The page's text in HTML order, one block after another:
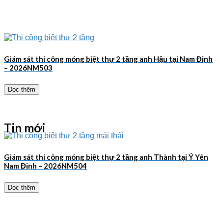
Giám sát thi công móng biệt thự 2 tầng anh Hậu tại Nam Định
– 2026NM503
Đọc thêm
Giám sát thi công móng biệt thự 2 tầng anh Thành tại Ý Yên
Nam Định – 2026NM504
Đọc thêm
Tin mới